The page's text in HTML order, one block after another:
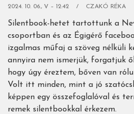
2024. 10. 06., V – 12:42 CZAKÓ RÉKA
Silentbook-hetet tartottunk a
csoportban és az Égigérő
izgalmas műfaj a szöveg nélküli
annyira nem ismerjük, forgatjuk
hogy úgy éreztem, bőven van
Volt itt minden, mint a jó
képpen egy összefoglalóval és
remek silentbookkal érkezem.